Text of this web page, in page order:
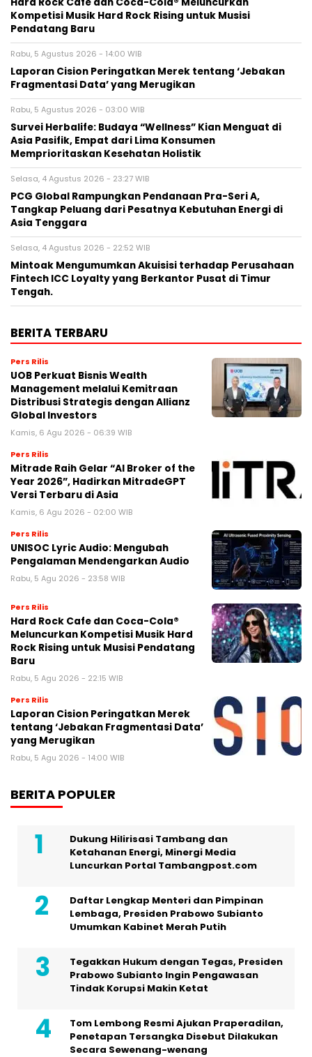
Kompetisi Musik Hard Rock Rising untuk Musisi
Pendatang Baru
Rabu, 5 Agustus 2026 - 14:00 WIB
Laporan Cision Peringatkan Merek tentang ‘Jebakan
Fragmentasi Data’ yang Merugikan
Rabu, 5 Agustus 2026 - 03:00 WIB
Survei Herbalife: Budaya “Wellness” Kian Menguat di
Asia Pasifik, Empat dari Lima Konsumen
Memprioritaskan Kesehatan Holistik
Selasa, 4 Agustus 2026 - 23:27 WIB
PCG Global Rampungkan Pendanaan Pra-Seri A,
Tangkap Peluang dari Pesatnya Kebutuhan Energi di
Asia Tenggara
Selasa, 4 Agustus 2026 - 22:52 WIB
Mintoak Mengumumkan Akuisisi terhadap Perusahaan
Fintech ICC Loyalty yang Berkantor Pusat di Timur
Tengah.
BERITA TERBARU
Pers Rilis
UOB Perkuat Bisnis Wealth
Management melalui Kemitraan
Distribusi Strategis dengan Allianz
Global Investors
Kamis, 6 Agu 2026 - 06:39 WIB
Pers Rilis
Mitrade Raih Gelar “AI Broker of the
Year 2026”, Hadirkan MitradeGPT
Versi Terbaru di Asia
Kamis, 6 Agu 2026 - 02:00 WIB
Pers Rilis
UNISOC Lyric Audio: Mengubah
Pengalaman Mendengarkan Audio
Rabu, 5 Agu 2026 - 23:58 WIB
Pers Rilis
Hard Rock Cafe dan Coca-Cola®
Meluncurkan Kompetisi Musik Hard
Rock Rising untuk Musisi Pendatang
Baru
Rabu, 5 Agu 2026 - 22:15 WIB
Pers Rilis
Laporan Cision Peringatkan Merek
tentang ‘Jebakan Fragmentasi Data’
yang Merugikan
Rabu, 5 Agu 2026 - 14:00 WIB
BERITA POPULER
Dukung Hilirisasi Tambang dan
Ketahanan Energi, Minergi Media
Luncurkan Portal Tambangpost.com
Daftar Lengkap Menteri dan Pimpinan
Lembaga, Presiden Prabowo Subianto
Umumkan Kabinet Merah Putih
Tegakkan Hukum dengan Tegas, Presiden
Prabowo Subianto Ingin Pengawasan
Tindak Korupsi Makin Ketat
Tom Lembong Resmi Ajukan Praperadilan,
Penetapan Tersangka Disebut Dilakukan
Secara Sewenang-wenang